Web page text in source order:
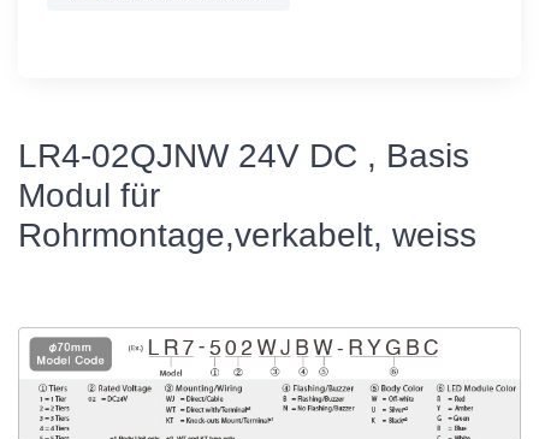
LR4-02QJNW 24V DC , Basis
Modul für
Rohrmontage,verkabelt, weiss